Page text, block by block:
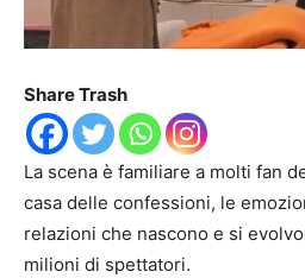
Share Trash
La scena è familiare a molti fan
casa delle confessioni, le
relazioni che nascono e si
milioni di spettatori.